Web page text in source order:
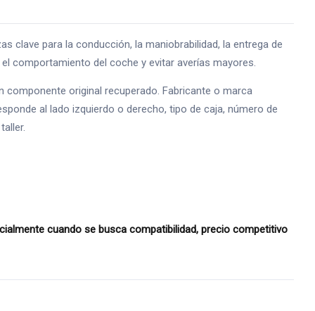
clave para la conducción, la maniobrabilidad, la entrega de
comportamiento del coche y evitar averías mayores.
original recuperado. Fabricante o marca
al lado izquierdo o derecho, tipo de caja, número de
cuando se busca compatibilidad, precio competitivo